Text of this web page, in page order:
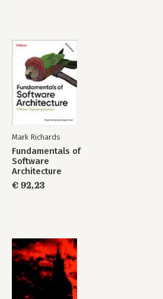
Mark Richards
Fundamentals of
Software
Architecture
€ 92,23